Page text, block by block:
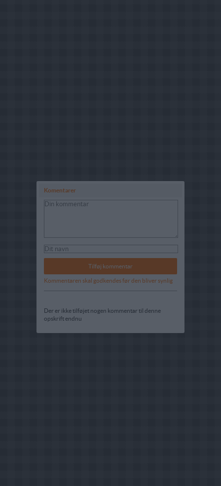
Komentarer
Kommentaren skal godkendes før den bliver synlig
Der er ikke tilføjet nogen kommentar til denne
opskrift endnu